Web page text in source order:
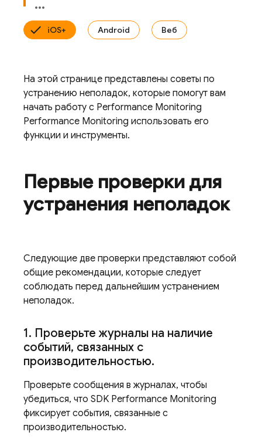
iOS+ Android Веб
На этой странице представлены советы по
устранению неполадок, которые помогут вам
начать работу с Performance Monitoring
Performance Monitoring использовать его
функции и инструменты.
Первые проверки для
устранения неполадок
Следующие две проверки представляют собой
общие рекомендации, которые следует
соблюдать перед дальнейшим устранением
неполадок.
1. Проверьте журналы на наличие
событий, связанных с
производительностью.
Проверьте сообщения в журналах, чтобы
убедиться, что SDK Performance Monitoring
фиксирует события, связанные с
производительностью.